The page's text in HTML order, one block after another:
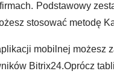
Podstawowy
stosować metodę
mobilnej możesz
Bitrix24.Oprócz